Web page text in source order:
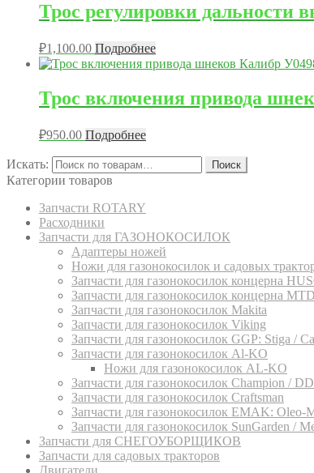
Трос регулировки дальности
₽1,100.00 Подробнее
Трос включения привода
₽950.00 Подробнее
Искать: Поиск
Категории товаров
Запчасти ROTARY
Расходники
Запчасти для ГАЗОНОКОСИЛОК
Адаптеры ножей
Ножи для газонокосилок и садовых
Запчасти для газонокосилок концерна
Запчасти для газонокосилок концерна MTD
Запчасти для газонокосилок Makita
Запчасти для газонокосилок Viking
Запчасти для газонокосилок GGP: Stiga /
Запчасти для газонокосилок Al-KO
Ножи для газонокосилок AL-KO
Запчасти для газонокосилок Champion /
Запчасти для газонокосилок Craftsman
Запчасти для газонокосилок EMAK: Oleo-
Запчасти для газонокосилок SunGarden /
Запчасти для СНЕГОУБОРЩИКОВ
Запчасти для садовых тракторов